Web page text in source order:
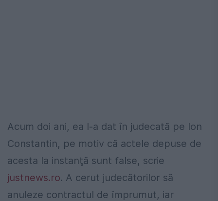
Acum doi ani, ea l-a dat în judecată pe Ion
Constantin, pe motiv că actele depuse de
acesta la instanţă sunt false, scrie
justnews.ro. A cerut judecătorilor să
anuleze contractul de împrumut, iar